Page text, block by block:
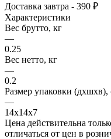
Доставка завтра - 390 ₽
Характеристики
Вес брутто, кг
—
0.25
Вес нетто, кг
—
0.2
Размер упаковки (дхшхв),
—
14х14х7
Цена действительна
отличаться от цен в